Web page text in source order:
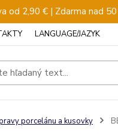
od 2,90 € | Zdarma nad
LANGUAGE/JAZYK
porcelánu a kusovky